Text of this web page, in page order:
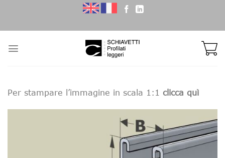
content
Per stampare l’immagine in scala 1:1 clicca quì